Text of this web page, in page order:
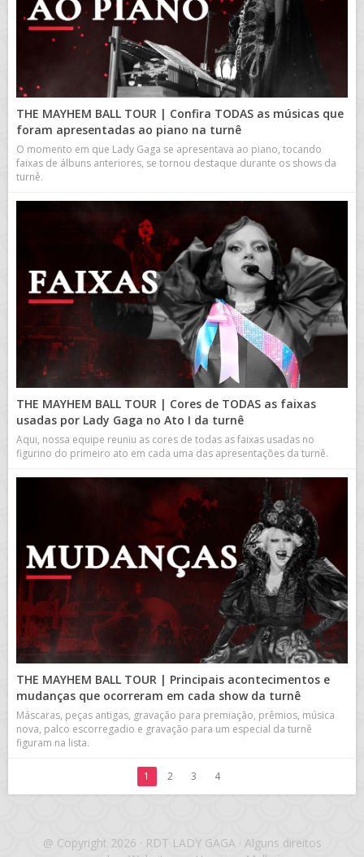
THE MAYHEM BALL TOUR | Confira TODAS as músicas que
foram apresentadas ao piano na turnê
O momento em que Lady Gaga se apresentava ao piano, tocando
faixas de álbuns anteriores, se tornou destaque durante os shows da
turnê.
THE MAYHEM BALL TOUR | Cores de TODAS as faixas
usadas por Lady Gaga no Ato I da turnê
Aqui, nossa equipe reuniu as cores de todas as faixas usadas no
figurino do primeiro ato em cada uma das apresentações da turnê.
THE MAYHEM BALL TOUR | Principais acontecimentos e
mudanças que ocorreram em cada show da turnê
Máscaras, peças antigas, gravação para premiação, prêmios, música
nova, palco escorregadio e gravação para um especial da turnê
figuram na lista.
1 2 3 4
@ Copyright 2026 · RDT LADY GAGA · Alguns direitos